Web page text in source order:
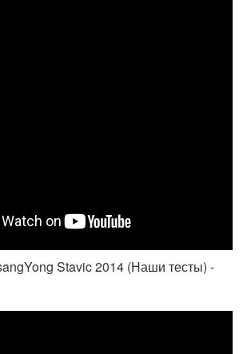
Stavic 2014 (Наши тесты) -